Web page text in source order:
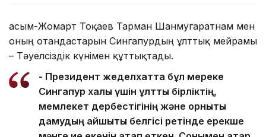
Қасым-Жомарт Тоқаев Тарман Шанмугаратнам мен
оның отандастарын Сингапурдың ұлттық мейрамы
– Тәуелсіздік күнімен құттықтады.
- Президент жеделхатта бұл мереке
Сингапур халқы үшін ұлттық бірліктің,
мемлекет дербестігінің және орнықты
дамудың айшықты белгісі ретінде ерекше